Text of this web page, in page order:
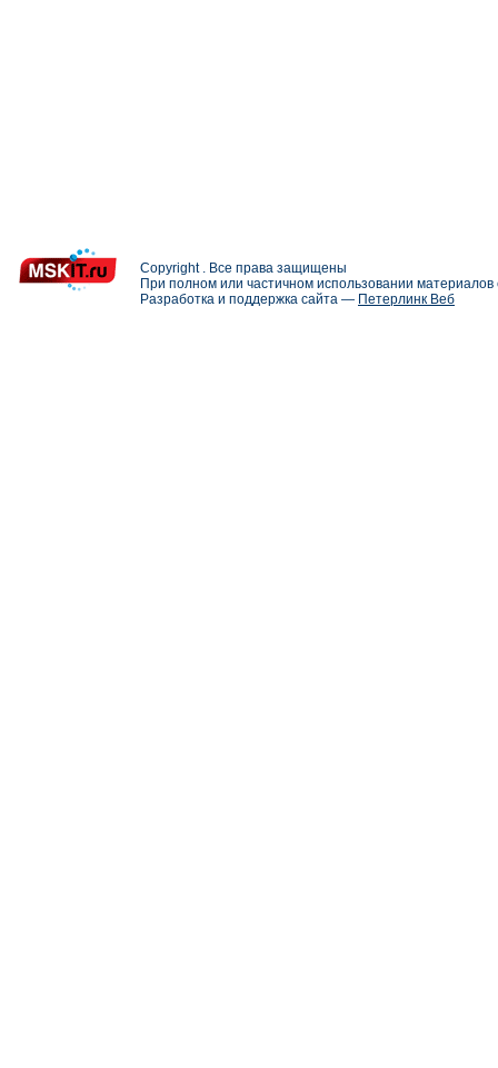
Copyright . Все права защищены
При полном или частичном использовании
Разработка и поддержка сайта — Петерлинк Веб